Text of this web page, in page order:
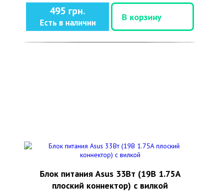
495 грн.
Есть в наличии
В корзину
Блок питания Asus 33Вт (19В 1.75А
плоский коннектор) с вилкой